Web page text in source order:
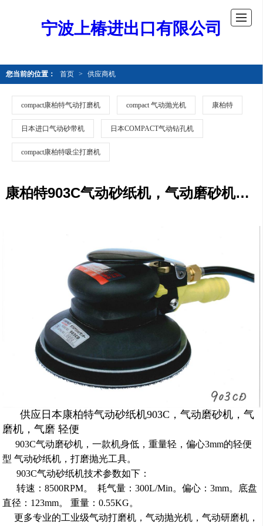
宁波上椿进出口有限公司
您当前的位置： 首页 > 供应商机
compact康柏特气动打磨机 compact 气动抛光机 康柏特
日本进口气动砂带机 日本COMPACT气动钻孔机
compact康柏特吸尘打磨机
康柏特903C气动砂纸机，气动磨砂机，气磨机，气磨 轻便
供应日本康柏特气动砂纸机903C ，气动磨砂机，气
磨机，气磨 轻便
903C气动磨砂机，一款机身低，重量轻，偏心3mm的轻便
型气动砂纸机，打磨抛光工具。
903C气动砂纸机技术参数如下：
转速：8500RPM。 耗气量：300L/Min。偏心：3mm。底盘
直径：123mm。 重量：0.55KG。
更多专业的工业级气动打磨机，气动抛光机，气动研磨机，